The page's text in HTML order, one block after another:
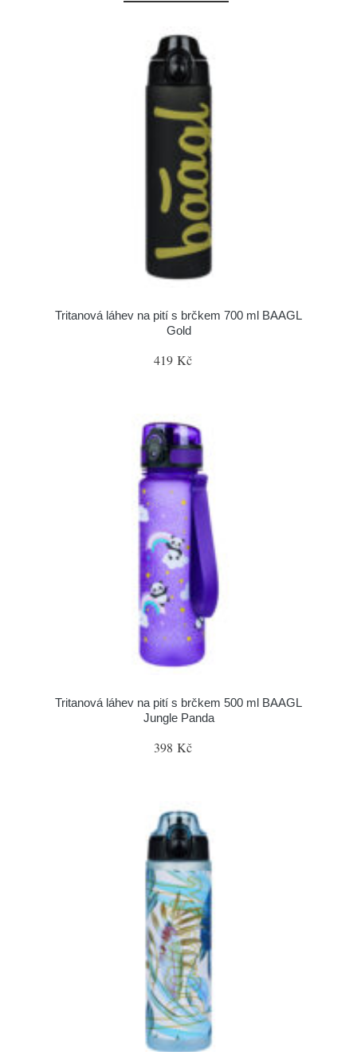
Tritanová láhev na pití s brčkem 700 ml BAAGL
Gold
419 Kč
Tritanová láhev na pití s brčkem 500 ml BAAGL
Jungle Panda
398 Kč